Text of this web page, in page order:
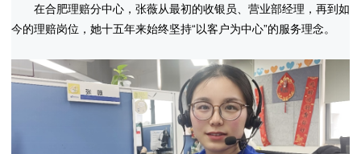
在合肥理赔分中心，张薇从最初的收银员、营业部经理，再到如
今的理赔岗位，她十五年来始终坚持“以客户为中心”的服务理念。